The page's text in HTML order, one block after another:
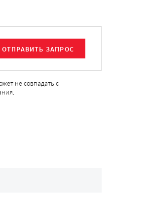
ОТПРАВИТЬ ЗАПРОС
не совпадать с